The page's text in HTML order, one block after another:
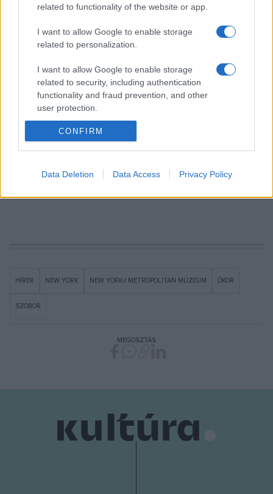
related to functionality of the website or app.
I want to allow Google to enable storage
related to personalization.
I want to allow Google to enable storage
related to security, including authentication
functionality and fraud prevention, and other
user protection.
CONFIRM
Data Deletion Data Access Privacy Policy
ez az innovatív tárlat az intézmény
gyűjteményének ókori görög és római
szobrait sosem látott módon mutatja
meg.
Hozzátette, hogy a tudomány és a technológia legfrissebb
eredményei segítségével életre kel a történelem, és az
állandó tárlaton hosszú ideje megtekinthető műalkotásokról
új, eddig ismeretlen információk birtokába juthatnak a
látogatók.
HÍREK NEW YORK NEW YORK-I METROPOLITAN MÚZEUM ÓKOR
SZOBOR
MEGOSZTÁS